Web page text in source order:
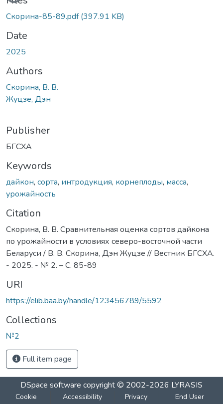
Скорина-85-89.pdf(397.91 KB)
Date
2025
Authors
Скорина, В. В.
Жуцзе, Дэн
Publisher
БГСХА
Keywords
дайкон, сорта, интродукция, корнеплоды, масса,
урожайность
Citation
Скорина, В. В. Сравнительная оценка сортов дайкона
по урожайности в условиях северо-восточной части
Беларуси / В. В. Скорина, Дэн Жуцзе // Вестник БГСХА.
- 2025. - № 2. – С. 85-89
URI
https://elib.baa.by/handle/123456789/5592
Collections
№2
Full item page
DSpace software copyright © 2002-2026 LYRASIS
Cookie
Accessibility
Privacy
End User